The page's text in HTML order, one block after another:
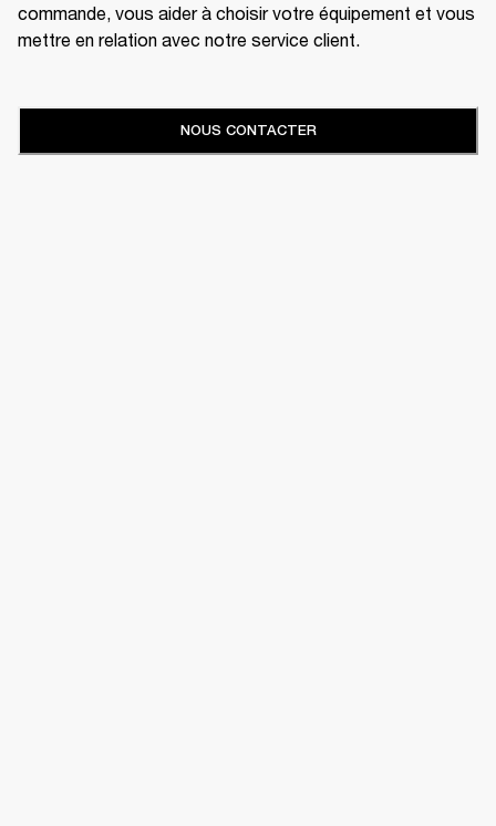
commande, vous aider à choisir votre équipement et vous
mettre en relation avec notre service client.
NOUS CONTACTER